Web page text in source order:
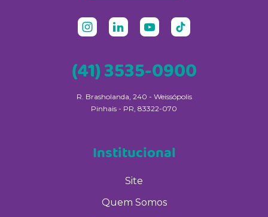
(41) 3535-0900
R. Brasholanda, 240 - Weissópolis
Pinhais - PR, 83322-070
Institucional
Site
Quem Somos